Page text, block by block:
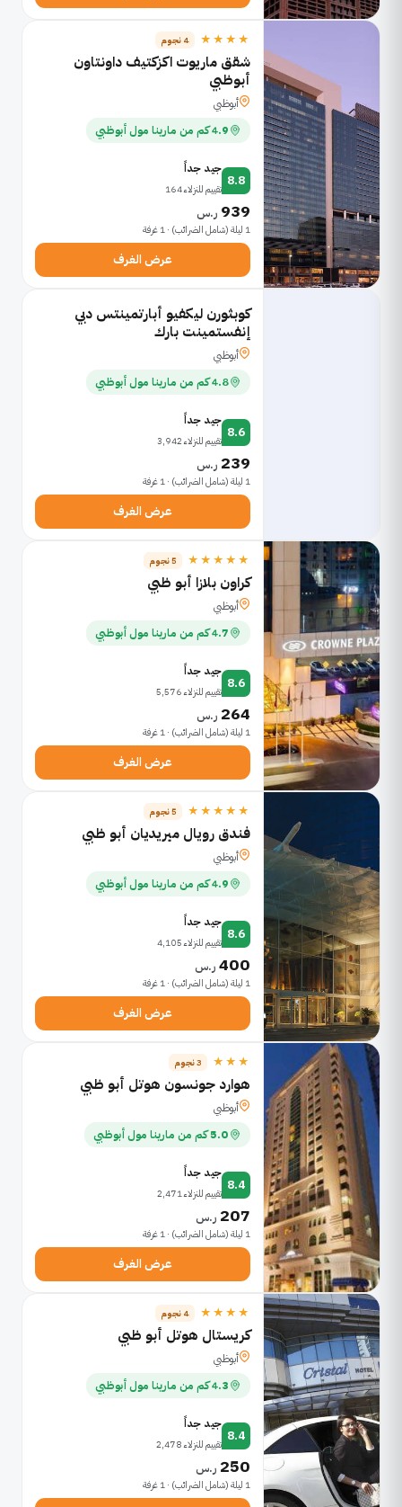
★★★★ 4 نجوم
شقق ماريوت اكزكتيف داونتاون
أبوظبي
أبوظبي
4.9 كم من مارينا مول أبوظبي
8.8
جيد جداً
تقييم للنزلاء 164
939 ر.س
1 ليلة (شامل الضرائب) · 1 غرفة
عرض الغرف
كوبثورن ليكفيو أبارتمينتس دبي
إنفستمينت بارك
أبوظبي
4.8 كم من مارينا مول أبوظبي
8.6
جيد جداً
تقييم للنزلاء 3,942
239 ر.س
1 ليلة (شامل الضرائب) · 1 غرفة
عرض الغرف
★★★★★ 5 نجوم
كراون بلازا أبو ظبي
أبوظبي
4.7 كم من مارينا مول أبوظبي
8.6
جيد جداً
تقييم للنزلاء 5,576
264 ر.س
1 ليلة (شامل الضرائب) · 1 غرفة
عرض الغرف
★★★★★ 5 نجوم
فندق رويال ميريديان أبو ظبي
أبوظبي
4.9 كم من مارينا مول أبوظبي
8.6
جيد جداً
تقييم للنزلاء 4,105
400 ر.س
1 ليلة (شامل الضرائب) · 1 غرفة
عرض الغرف
★★★ 3 نجوم
هوارد جونسون هوتل أبو ظبي
أبوظبي
5.0 كم من مارينا مول أبوظبي
8.4
جيد جداً
تقييم للنزلاء 2,471
207 ر.س
1 ليلة (شامل الضرائب) · 1 غرفة
عرض الغرف
★★★★ 4 نجوم
كريستال هوتل أبو ظبي
أبوظبي
4.3 كم من مارينا مول أبوظبي
8.4
جيد جداً
تقييم للنزلاء 2,478
250 ر.س
1 ليلة (شامل الضرائب) · 1 غرفة